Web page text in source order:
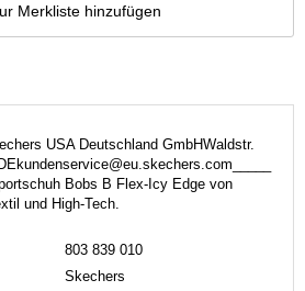
Merkliste hinzufügen
USA Deutschland GmbHWaldstr.
Bobs B Flex-Icy Edge von
und High-Tech.
803 839 010
Skechers